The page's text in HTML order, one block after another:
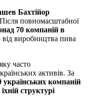
Бахтійор
повномасштабної
70 компаній в
від виробництва пива
часто
активів. За
українських компаній
структурі